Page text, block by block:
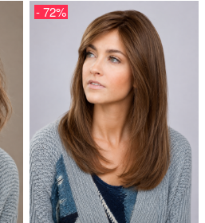
- 72%